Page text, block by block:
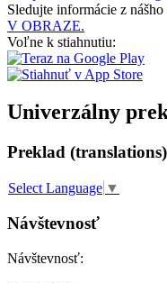
Sledujte informácie z
V OBRAZE.
Voľne k stiahnutiu:
Univerzálny
Preklad (translations)
Select Language ▼
Návštevnosť
Návštevnosť: